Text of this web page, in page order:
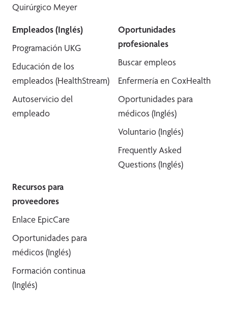
Quirúrgico Meyer
Empleados (Inglés)
Programación UKG
Educación de los
empleados (HealthStream)
Autoservicio del
empleado
Oportunidades
profesionales
Buscar empleos
Enfermería en CoxHealth
Oportunidades para
médicos (Inglés)
Voluntario (Inglés)
Frequently Asked
Questions (Inglés)
Recursos para
proveedores
Enlace EpicCare
Oportunidades para
médicos (Inglés)
Formación continua
(Inglés)